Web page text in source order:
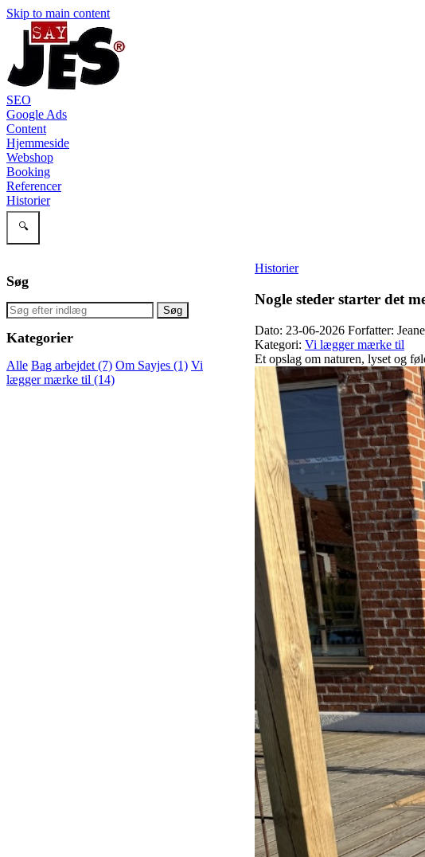
Skip to main content
SEO
Google Ads
Content
Hjemmeside
Webshop
Booking
Referencer
Historier
🔍
Søg
Søg
Kategorier
Alle Bag arbejdet (7) Om Sayjes (1) Vi
lægger mærke til (14)
Historier
Nogle steder starter det
Dato: 23-06-2026 Forfatter:
Kategori: Vi lægger mærke til
Et opslag om naturen, lyset og